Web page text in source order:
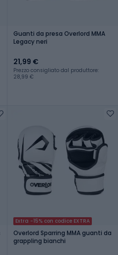
Guanti da presa Overlord MMA
Legacy neri
21,99 €
Prezzo consigliato dal produttore:
28,99 €
Extra -15% con codice EXTRA
Overlord Sparring MMA guanti da
grappling bianchi